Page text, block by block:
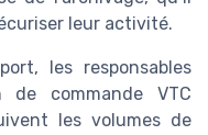
leur activité.
les responsables
commande VTC
les volumes de